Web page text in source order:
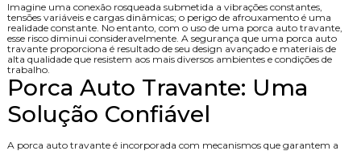
Imagine uma conexão rosqueada submetida a vibrações constantes,
tensões variáveis e cargas dinâmicas; o perigo de afrouxamento é uma
realidade constante. No entanto, com o uso de uma porca auto travante,
esse risco diminui consideravelmente. A segurança que uma porca auto
travante proporciona é resultado de seu design avançado e materiais de
alta qualidade que resistem aos mais diversos ambientes e condições de
trabalho.
Porca Auto Travante: Uma
Solução Confiável
A porca auto travante é incorporada com mecanismos que garantem a